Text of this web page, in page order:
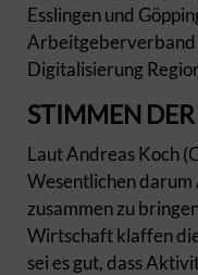
Esslingen und
Arbeitgeberverband
Digitalisierung
STIMMEN
Laut Andreas Koch
Wesentlichen
zusammen zu
Wirtschaft klaffen
sei es gut, dass